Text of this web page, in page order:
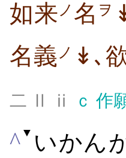
如来 ノ 名 ヲ
名義 ノ ↡､
二 Ⅱ ⅱ ｃ 作
^ ▼ いかん